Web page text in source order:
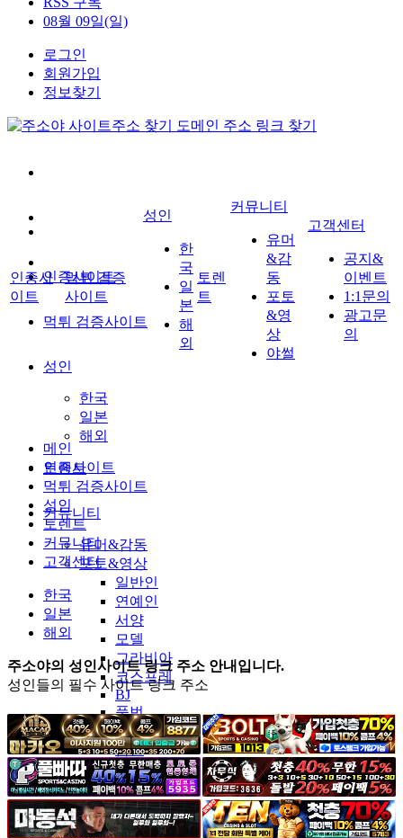
08월 09일(일)
로그인
회원가입
정보찾기
인증사이트
먹튀 검증사이트
성인
한국
일본
해외
토렌트
커뮤니티
유머&감동
포토&영상
일반인
연예인
서양
모델
그라비아
코스프레
BJ
품번
후방주의
움짤
스포츠
기타
야썰
인증사
이트
먹튀 검증
사이트
성인
한
국
일
본
해
외
토렌
트
커뮤니티
유머
&감
동
포토
&영
상
야썰
고객센터
공지&
이벤트
1:1문의
광고문
의
메인
인증사이트
먹튀 검증사이트
성인
토렌트
커뮤니티
고객센터
한국
일본
해외
주소야의 성인사이트 링크 주소 안내입니다.
성인들의 필수 사이트 링크 주소